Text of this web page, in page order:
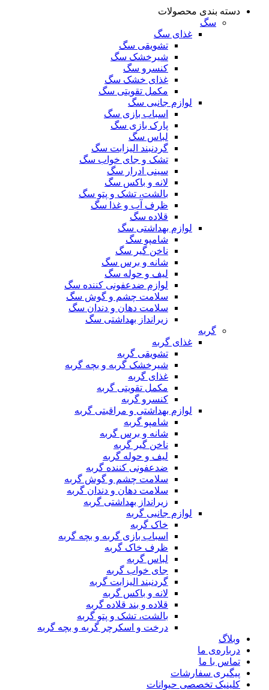
دسته بندی محصولات
سگ
غذای سگ
تشویقی سگ
شیرخشک سگ
کنسرو سگ
غذای خشک سگ
مکمل تقویتی سگ
لوازم جانبی سگ
اسباب بازی سگ
پارک بازی سگ
لباس سگ
گردنبند الیزابت سگ
تشک و جای خواب سگ
سینی ادرار سگ
لانه و باکس سگ
بالشت، تشک و پتو سگ
ظرف آب و غذا سگ
قلاده سگ
لوازم بهداشتی سگ
شامپو سگ
ناخن گیر سگ
شانه و برس سگ
لیف و حوله سگ
لوازم ضدعفونی کننده سگ
سلامت چشم و گوش سگ
سلامت دهان و دندان سگ
زیرانداز بهداشتی سگ
گربه
غذای گربه
تشویقی گربه
شیرخشک گربه و بچه گربه
غذای گربه
مکمل تقویتی گربه
کنسرو گربه
لوازم بهداشتی و مراقبتی گربه
شامپو گربه
شانه و برس گربه
ناخن گیر گربه
لیف و حوله گربه
ضدعفونی کننده گربه
سلامت چشم و گوش گربه
سلامت دهان و دندان گربه
زیرانداز بهداشتی گربه
لوازم جانبی گربه
خاک گربه
اسباب بازی گربه و بچه گربه
ظرف خاک گربه
لباس گربه
جای خواب گربه
گردنبند الیزابت گربه
لانه و باکس گربه
قلاده و بند قلاده گربه
بالشت، تشک و پتو گربه
درخت و اسکرچر گربه و بچه گربه
وبلاگ
درباره‌ی ما
تماس با ما
پیگیری سفارشات
کلینیک تخصصی حیوانات